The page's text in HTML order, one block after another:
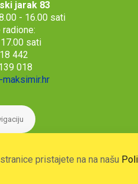
jarak 83
- 16.00 sati
radione:
sati
442
018
Maksimirpristajete na na našu